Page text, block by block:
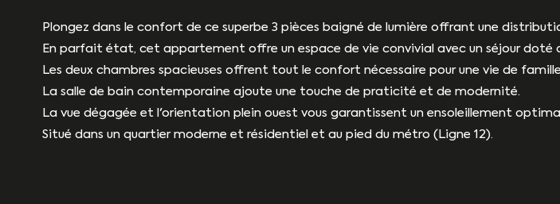
Plongez dans le confort de ce superbe 3 pièces baigné de lumière offrant une
En parfait état, cet appartement offre un espace de vie convivial avec un séjour doté
Les deux chambres spacieuses offrent tout le confort nécessaire pour une vie de
La salle de bain contemporaine ajoute une touche de praticité et de modernité.
La vue dégagée et l'orientation plein ouest vous garantissent un ensoleillement
Situé dans un quartier moderne et résidentiel et au pied du métro (Ligne 12).